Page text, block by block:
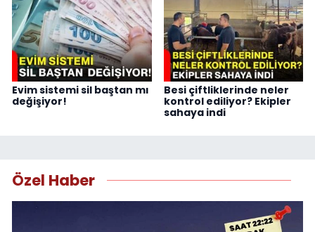
Evim sistemi sil baştan mı
değişiyor!
Besi çiftliklerinde neler
kontrol ediliyor? Ekipler
sahaya indi
Özel Haber